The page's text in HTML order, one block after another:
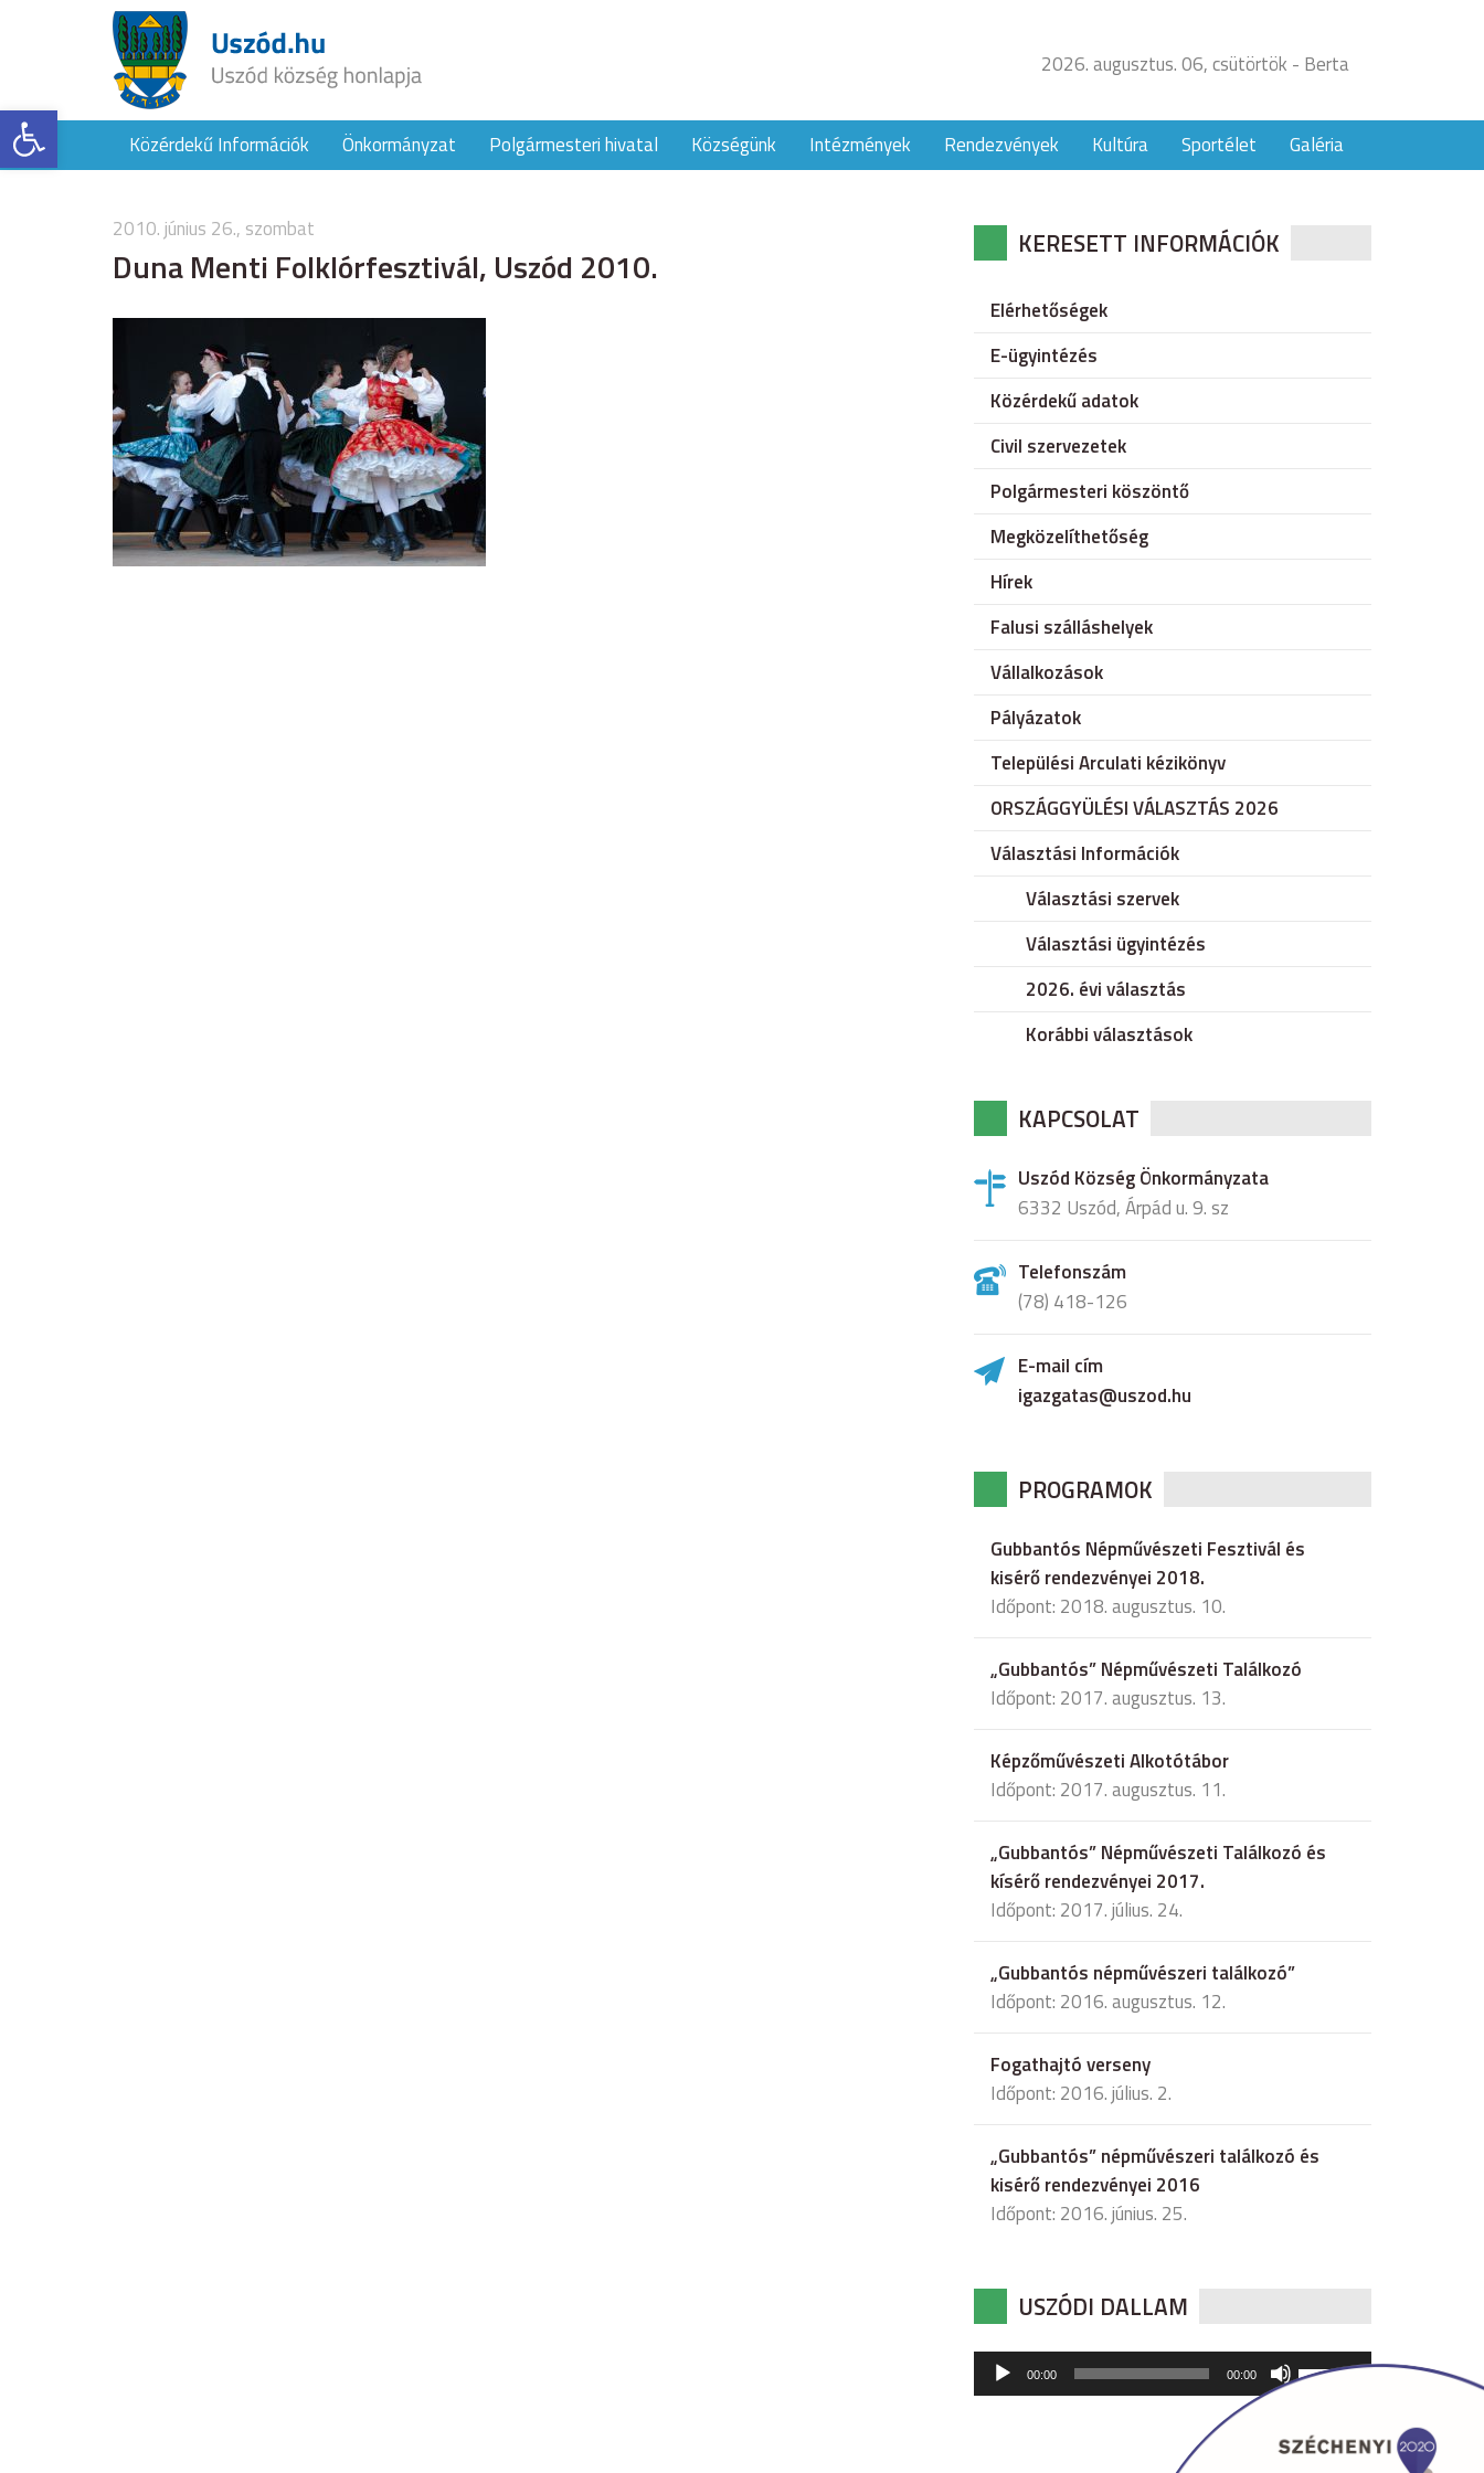
Eszköztár megnyitása
2026. augusztus. 06, csütörtök - Berta
Közérdekű Információk Önkormányzat Polgármesteri hivatal Községünk Intézmények Rendezvények Kultúra Sportélet Galéria
2010. június 26., szombat
Duna Menti Folklórfesztivál, Uszód 2010. KERESETT INFORMÁCIÓK
Elérhetőségek
E-ügyintézés
Közérdekű adatok
Civil szervezetek
Polgármesteri köszöntő
Megközelíthetőség
Hírek
Falusi szálláshelyek
Vállalkozások
Pályázatok
Települési Arculati kézikönyv
ORSZÁGGYÜLÉSI VÁLASZTÁS 2026
Választási Információk
Választási szervek
Választási ügyintézés
2026. évi választás
Korábbi választások
KAPCSOLAT
Uszód Község Önkormányzata
6332 Uszód, Árpád u. 9. sz
Telefonszám
(78) 418-126
E-mail cím
igazgatas@uszod.hu
PROGRAMOK
Gubbantós Népművészeti Fesztivál és
kisérő rendezvényei 2018.
Időpont: 2018. augusztus. 10.
„Gubbantós” Népművészeti Találkozó
Időpont: 2017. augusztus. 13.
Képzőművészeti Alkotótábor
Időpont: 2017. augusztus. 11.
„Gubbantós” Népművészeti Találkozó és
kísérő rendezvényei 2017.
Időpont: 2017. július. 24.
„Gubbantós népművészeri találkozó”
Időpont: 2016. augusztus. 12.
Fogathajtó verseny
Időpont: 2016. július. 2.
„Gubbantós” népművészeri találkozó és
kisérő rendezvényei 2016
Időpont: 2016. június. 25.
USZÓDI DALLAM
Audió
lejátszó
00:00 00:00
hangerő
csökkentéséhez